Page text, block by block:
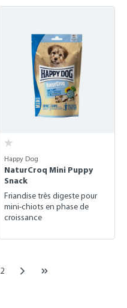
Happy Dog
NaturCroq Mini Puppy
Snack
Friandise très digeste pour
mini-chiots en phase de
croissance
Page
2